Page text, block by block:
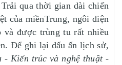
qua thời gian dài chiến
của miềnTrung, ngôi điện
và được trùng tu rất nhiều
Để ghi lại dấu ấn lịch sử,
- Kiến trúc và nghệ thuật -